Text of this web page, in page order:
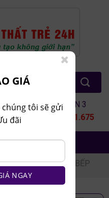
2
TƯ VẤN 3
0964.651.675
/ TỦ BẾP / TỦ BẾP
GIÁ
tôi sẽ gửi
đãi
NGAY